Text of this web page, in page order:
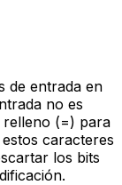
de entrada en
no es
relleno (=) para
caracteres
los bits